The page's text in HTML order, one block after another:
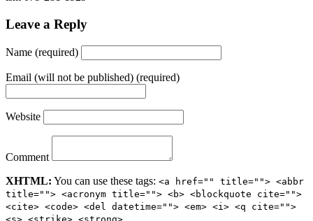
Leave a Reply
Name (required)
Email (will not be published) (required)
Website
Comment
XHTML: You can use these tags: <a href="" title=""> <abbr
title=""> <acronym title=""> <b> <blockquote cite="">
<cite> <code> <del datetime=""> <em> <i> <q cite="">